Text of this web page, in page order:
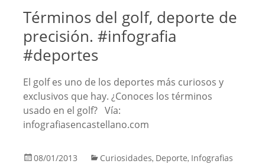
Términos del golf, deporte de
precisión. #infografia
#deportes
El golf es uno de los deportes más curiosos y
exclusivos que hay. ¿Conoces los términos
usado en el golf? Vía:
infografiasencastellano.com
08/01/2013 Curiosidades, Deporte, Infografias